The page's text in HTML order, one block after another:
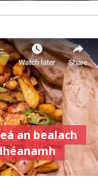
an bealach